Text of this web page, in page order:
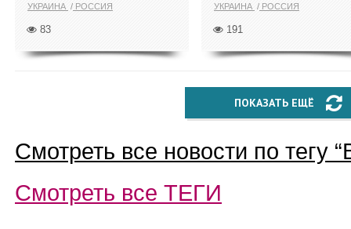
УКРАИНА РОССИЯ
83
УКРАИНА РОССИЯ
191
ПОКАЗАТЬ ЕЩЁ
Смотреть все новости по тегу “
Смотреть все ТЕГИ